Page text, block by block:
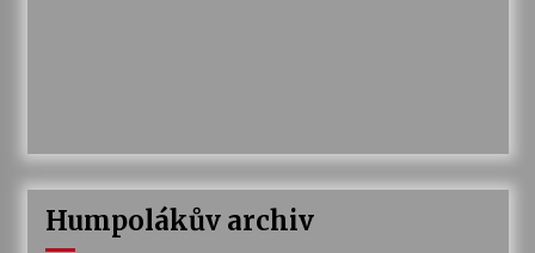
Humpolákův archiv